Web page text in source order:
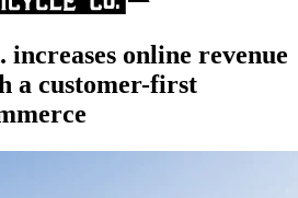
increases online revenue
a customer-first